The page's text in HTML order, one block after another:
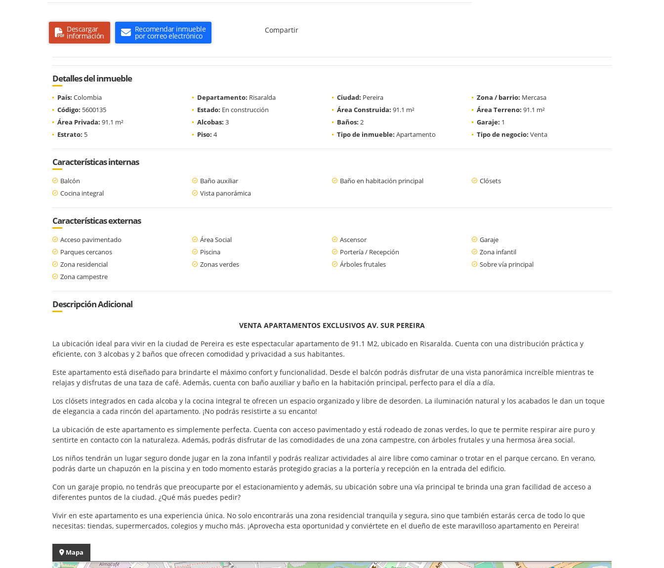
Descargar
información
Recomendar inmueble
por correo electrónico
Compartir
Detalles del inmueble
País: Colombia Departamento: Risaralda Ciudad: Pereira Zona / barrio: Mercasa
Código: 5600135 Estado: En construcción Área Construida: 91.1 m² Área Terreno: 91.1 m²
Área Privada: 91.1 m² Alcobas: 3 Baños: 2 Garaje: 1
Estrato: 5 Piso: 4 Tipo de inmueble: Apartamento Tipo de negocio: Venta
Características internas
Balcón Baño auxiliar Baño en habitación principal
Clósets
Cocina integral
Vista panorámica
Características externas
Acceso pavimentado Área Social Ascensor
Garaje
Parques cercanos
Piscina Portería / Recepción
Zona infantil
Zona residencial
Zonas verdes Árboles frutales
Sobre vía principal
Zona campestre
Descripción Adicional
VENTA APARTAMENTOS EXCLUSIVOS AV. SUR PEREIRA
La ubicación ideal para vivir en la ciudad de Pereira es este espectacular apartamento de 91.1 M2, ubicado en Risaralda. Cuenta con una distribución práctica y
eficiente, con 3 alcobas y 2 baños que ofrecen comodidad y privacidad a sus habitantes.
Este apartamento está diseñado para brindarte el máximo confort y funcionalidad. Desde el balcón podrás disfrutar de una vista panorámica increíble mientras te
relajas y disfrutas de una taza de café. Además, cuenta con baño auxiliar y baño en la habitación principal, perfecto para el día a día.
Los clósets integrados en cada alcoba y la cocina integral te ofrecen un espacio organizado y libre de desorden. La iluminación natural y los acabados le dan un toque
de elegancia a cada rincón del apartamento. ¡No podrás resistirte a su encanto!
La ubicación de este apartamento es simplemente perfecta. Cuenta con acceso pavimentado y está rodeado de zonas verdes, lo que te permite respirar aire puro y
sentirte en contacto con la naturaleza. Además, podrás disfrutar de las comodidades de una zona campestre, con árboles frutales y una hermosa área social.
Los niños tendrán un lugar seguro donde jugar en la zona infantil y podrás realizar actividades al aire libre como caminar o trotar en el parque cercano. En verano,
podrás darte un chapuzón en la piscina y en todo momento estarás protegido gracias a la portería y recepción en la entrada del edificio.
Con un garaje propio, no tendrás que preocuparte por el estacionamiento y además, su ubicación sobre una vía principal te brinda una gran facilidad de acceso a
diferentes puntos de la ciudad. ¿Qué más puedes pedir?
Vivir en este apartamento es una experiencia única. No solo encontrarás una zona residencial tranquila y segura, sino que también estarás cerca de todo lo que
necesitas: tiendas, supermercados, colegios y mucho más. ¡Aprovecha esta oportunidad y conviértete en el dueño de este maravilloso apartamento en Pereira!
Mapa